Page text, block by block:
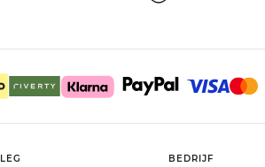
BEDRIJF